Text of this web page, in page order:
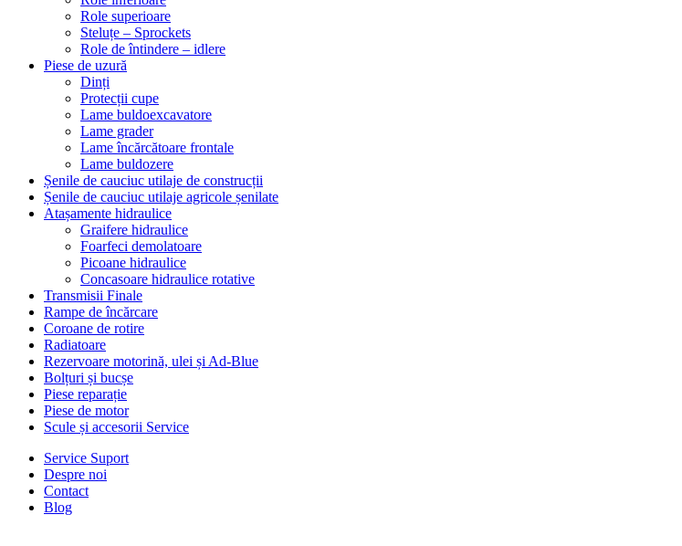
Role superioare
Steluțe – Sprockets
Role de întindere – idlere
Piese de uzură
Dinți
Protecții cupe
Lame buldoexcavatore
Lame grader
Lame încărcătoare frontale
Lame buldozere
Șenile de cauciuc utilaje de construcții
Șenile de cauciuc utilaje agricole șenilate
Atașamente hidraulice
Graifere hidraulice
Foarfeci demolatoare
Picoane hidraulice
Concasoare hidraulice rotative
Transmisii Finale
Rampe de încărcare
Coroane de rotire
Radiatoare
Rezervoare motorină, ulei și Ad-Blue
Bolțuri și bucșe
Piese reparație
Piese de motor
Scule și accesorii Service
Service Suport
Despre noi
Contact
Blog